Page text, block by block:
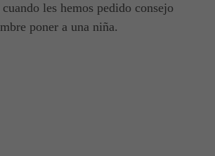
les hemos pedido consejo
poner a una niña.